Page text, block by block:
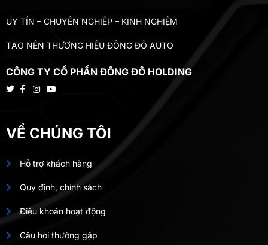
UY TÍN – CHUYÊN NGHIỆP – KINH NGHIỆM
TẠO NÊN THƯƠNG HIỆU ĐÔNG ĐÔ AUTO
CÔNG TY CỔ PHẦN ĐÔNG ĐÔ HOLDING
VỀ CHÚNG TÔI
Hỗ trợ khách hàng
Quy định, chính sách
Điều khoản hoạt động
Câu hỏi thường gặp